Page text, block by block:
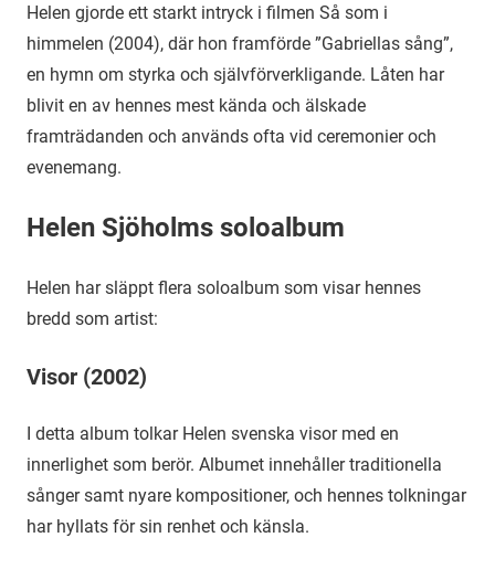
Helen gjorde ett starkt intryck i filmen Så som i
himmelen (2004), där hon framförde ”Gabriellas sång”,
en hymn om styrka och självförverkligande. Låten har
blivit en av hennes mest kända och älskade
framträdanden och används ofta vid ceremonier och
evenemang.
Helen Sjöholms soloalbum
Helen har släppt flera soloalbum som visar hennes
bredd som artist:
Visor (2002)
I detta album tolkar Helen svenska visor med en
innerlighet som berör. Albumet innehåller traditionella
sånger samt nyare kompositioner, och hennes tolkningar
har hyllats för sin renhet och känsla.